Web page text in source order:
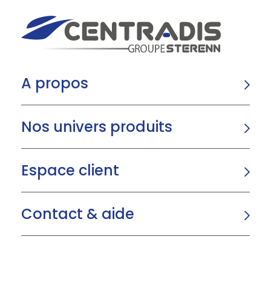
A propos
Nos univers produits
Espace client
Contact & aide